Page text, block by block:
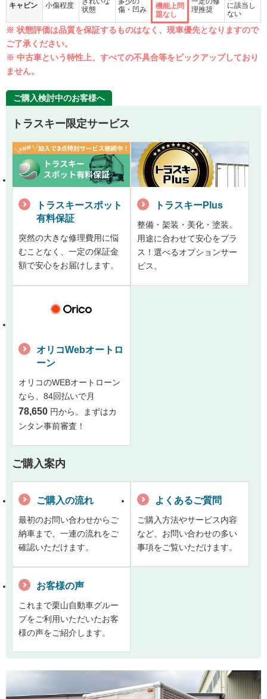
キャビン 小傷程度
状態
傷・凹み
機能上問
題なし
理推奨
に該当し
ない
※ 状態評価は品質を保証するものはなく、現車優先となりますので
ご了承ください。
※ 中古車という特性上、すべての不具合等をピックアップしており
ません。
ご購入検討中のお客様へ
トラスキー限定サービス
トラスキースポット
有料保証
突然の大きな修理費用に悩
むことなく、一定の保証金
額で安心をお届けします。
トラスキーPlus
整備・架装・美化・塗装。
用途に合わせて安心をプラ
ス！選べるオプションサー
ビス。
オリコWebオートロ
ーン
オリコのWEBオートローン
なら、84回払いで月
78,650 円から。まずはカ
ンタン事前審査！
ご購入案内
ご購入の流れ
最初のお問い合わせからご
納車まで、一連の流れをご
確認いただけます。
よくあるご質問
ご購入方法やサービス内容
など、お問い合わせの多い
事項をご覧いただけます。
お客様の声
これまで栗山自動車グルー
プをご利用いただいたお客
様の声をご紹介します。